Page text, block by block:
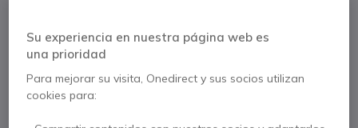
x6
Kit contorno BR1708 para Motorola
Su experiencia en nuestra página web es
una prioridad
Para mejorar su visita, Onedirect y sus socios utilizan
cookies para: